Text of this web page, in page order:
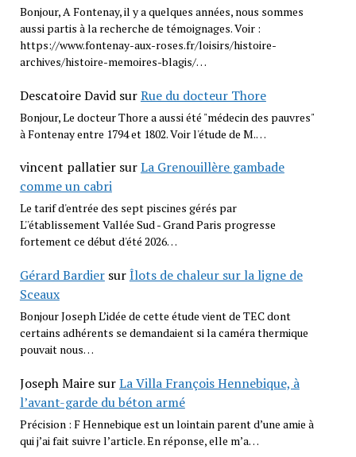
Bonjour, A Fontenay, il y a quelques années, nous sommes
aussi partis à la recherche de témoignages. Voir :
https://www.fontenay-aux-roses.fr/loisirs/histoire-
archives/histoire-memoires-blagis/…
Descatoire DavidsurRue du docteur Thore
Bonjour, Le docteur Thore a aussi été "médecin des pauvres"
à Fontenay entre 1794 et 1802. Voir l'étude de M.…
vincent pallatiersurLa Grenouillère gambade
comme un cabri
Le tarif d'entrée des sept piscines gérés par
L''établissement Vallée Sud - Grand Paris progresse
fortement ce début d'été 2026…
Gérard BardiersurÎlots de chaleur sur la ligne de
Sceaux
Bonjour Joseph L’idée de cette étude vient de TEC dont
certains adhérents se demandaient si la caméra thermique
pouvait nous…
Joseph MairesurLa Villa François Hennebique, à
l’avant-garde du béton armé
Précision : F Hennebique est un lointain parent d’une amie à
qui j’ai fait suivre l’article. En réponse, elle m’a…